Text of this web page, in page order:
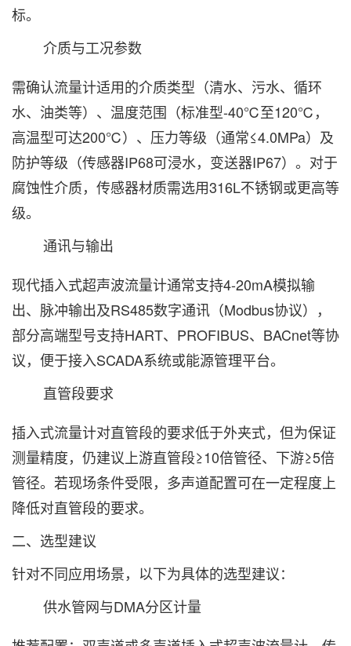
标。
介质与工况参数‌
需确认流量计适用的介质类型（清水、污水、循环
水、油类等）、温度范围（标准型-40℃至120℃，
高温型可达200℃）、压力等级（通常≤4.0MPa）及
防护等级（传感器IP68可浸水，变送器IP67）。对于
腐蚀性介质，传感器材质需选用316L不锈钢或更高等
级。
通讯与输出‌
现代插入式超声波流量计通常支持4-20mA模拟输
出、脉冲输出及RS485数字通讯（Modbus协议），
部分高端型号支持HART、PROFIBUS、BACnet等协
议，便于接入SCADA系统或能源管理平台。
直管段要求‌
插入式流量计对直管段的要求低于外夹式，但为保证
测量精度，仍建议上游直管段≥10倍管径、下游≥5倍
管径。若现场条件受限，多声道配置可在一定程度上
降低对直管段的要求。
二、选型建议
针对不同应用场景，以下为具体的选型建议：
供水管网与DMA分区计量‌